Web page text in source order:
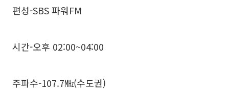
편성-SBS 파워FM
시간-오후 02:00~04:00
주파수-107.7㎒(수도권)